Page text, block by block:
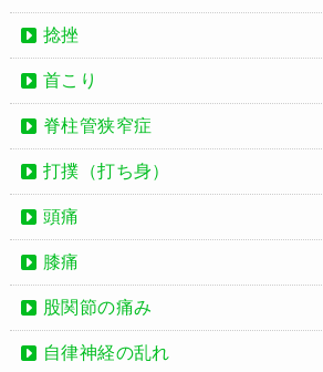
捻挫
首こり
脊柱管狭窄症
打撲（打ち身）
頭痛
膝痛
股関節の痛み
自律神経の乱れ